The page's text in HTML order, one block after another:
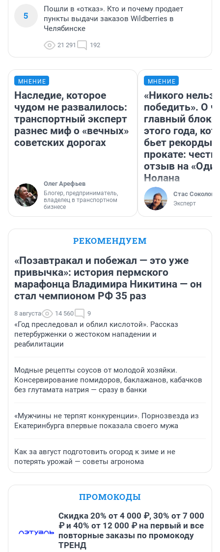
5
Пошли в «отказ». Кто и почему продает
пункты выдачи заказов Wildberries в
Челябинске
21 291 192
МНЕНИЕ
Наследие, которое
чудом не развалилось:
транспортный эксперт
разнес миф о «вечных»
советских дорогах
Олег Арефьев
Блогер, предприниматель,
владелец в транспортном
бизнесе
МНЕНИЕ
«Никого нельзя
победить». О
главный
этого года,
бьет рекорды в
прокате:
отзыв на
Нолана
Стас Соколов
Эксперт
РЕКОМЕНДУЕМ
«Позавтракал и побежал — это уже
привычка»: история пермского
марафонца Владимира Никитина — он
стал чемпионом РФ 35 раз
8 августа 14 560 9
«Год преследовал и облил кислотой». Рассказ
петербурженки о жестоком нападении и
реабилитации
Модные рецепты соусов от молодой хозяйки.
Консервирование помидоров, баклажанов, кабачков
без глутамата натрия — сразу в банки
«Мужчины не терпят конкуренции». Порнозвезда из
Екатеринбурга впервые показала своего мужа
Как за август подготовить огород к зиме и не
потерять урожай — советы агронома
ПРОМОКОДЫ
Скидка 20% от 4 000 ₽, 30% от 7 000
₽ и 40% от 12 000 ₽ на первый и все
повторные заказы по промокоду
ТРЕНД